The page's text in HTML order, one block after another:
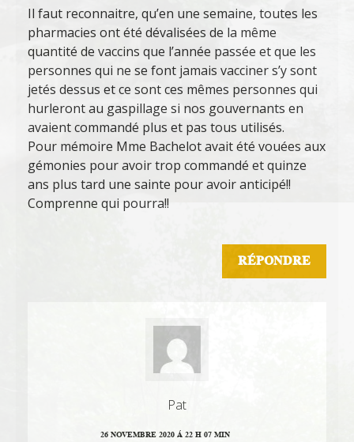
Il faut reconnaitre, qu’en une semaine, toutes les
pharmacies ont été dévalisées de la même
quantité de vaccins que l’année passée et que les
personnes qui ne se font jamais vacciner s’y sont
jetés dessus et ce sont ces mêmes personnes qui
hurleront au gaspillage si nos gouvernants en
avaient commandé plus et pas tous utilisés.
Pour mémoire Mme Bachelot avait été vouées aux
gémonies pour avoir trop commandé et quinze
ans plus tard une sainte pour avoir anticipé!!
Comprenne qui pourra!!
RÉPONDRE
Pat
26 NOVEMBRE 2020 Á 22 H 07 MIN